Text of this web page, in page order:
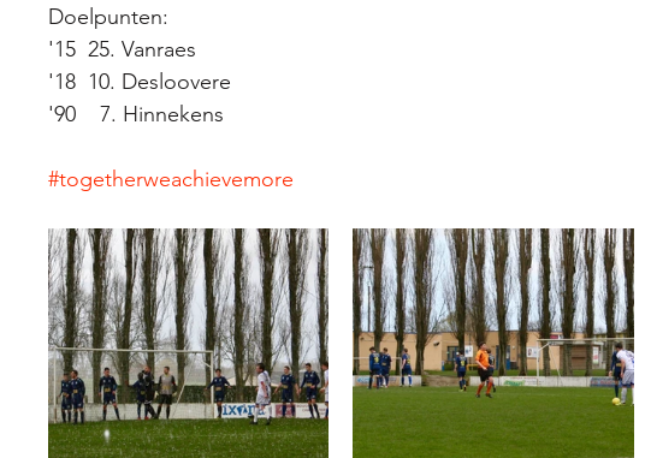
Doelpunten:
'15  25. Vanraes
'18  10. Desloovere
'90    7. Hinnekens
#togetherweachievemore